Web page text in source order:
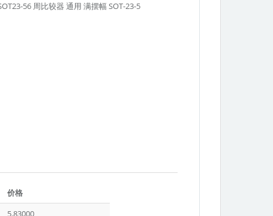
56 周比较器 通用 满摆幅 SOT-23-5
价格
5.83000